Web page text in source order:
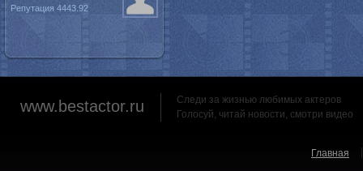
Репутация 4443.92
www.bestactor.ru
Следи за жизнью любимых актеров
Голосуй, читай новости, смотри видео
Главная